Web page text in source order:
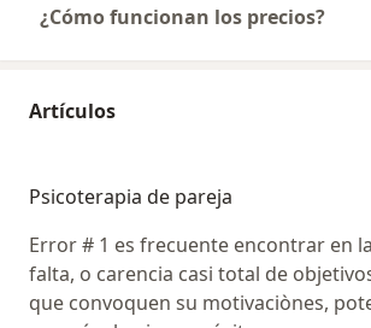
¿Cómo funcionan los precios?
Artículos
Psicoterapia de pareja
Error # 1 es frecuente encontrar en
falta, o carencia casi total de
que convoquen su motivaciònes,